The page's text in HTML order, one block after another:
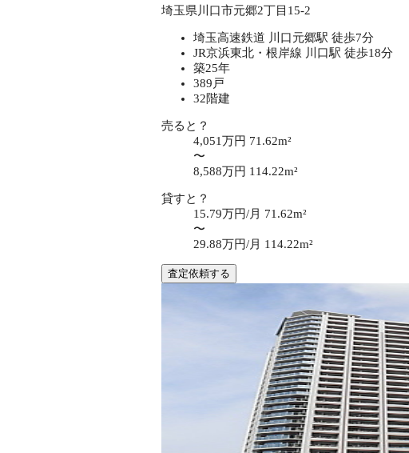
埼玉県川口市元郷2丁目15-2
埼玉高速鉄道 川口元郷駅 徒歩7分
JR京浜東北・根岸線 川口駅 徒歩18分
築25年
389戸
32階建
売ると？
4,051万円 71.62m²
〜
8,588万円 114.22m²
貸すと？
15.79万円/月 71.62m²
〜
29.88万円/月 114.22m²
査定依頼する